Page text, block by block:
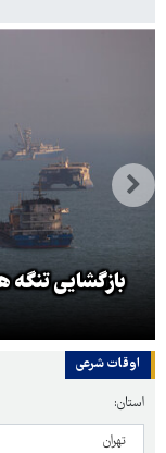
بازگشایی
اوقات شرعی
استان: